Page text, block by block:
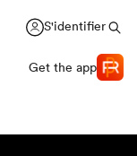
S'identifier
Get the app